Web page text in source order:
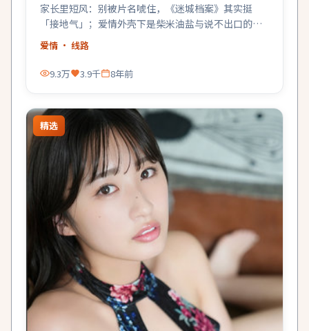
家长里短风：别被片名唬住，《迷城档案》其实挺
「接地气」；爱情外壳下是柴米油盐与说不出口的在
乎。
爱情 · 线路
9.3万 3.9千 8年前
精选